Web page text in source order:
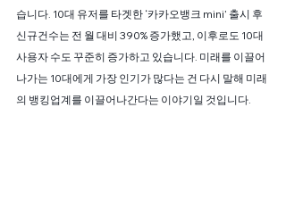
습니다. 10대 유저를 타겟한 ‘카카오뱅크 mini’ 출시 후
신규건수는 전 월 대비 390% 증가했고, 이후로도 10대
사용자 수도 꾸준히 증가하고 있습니다. 미래를 이끌어
나가는 10대에게 가장 인기가 많다는 건 다시 말해 미래
의 뱅킹업계를 이끌어나간다는 이야기일 것입니다.